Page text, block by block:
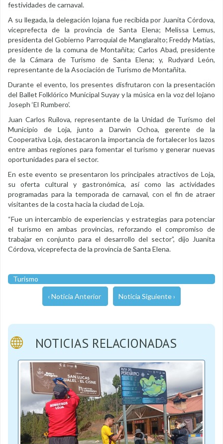
festividades de carnaval.
A su llegada, la delegación lojana fue recibida por Juanita Córdova,
viceprefecta de la provincia de Santa Elena; Melissa Lemus,
presidenta del Gobierno Parroquial de Manglaralto; Freddy Matías,
presidente de la comuna de Montañita; Carlos Abad, presidente
de la Cámara de Turismo de Santa Elena; y, Rudyard León,
representante de la Asociación de Turismo de Montañita.
Durante el evento, los presentes disfrutaron con la presentación
del Ballet Folklórico Municipal Suyay y la música en la voz del lojano
Joseph ‘El Rumbero’.
Juan Carlos Ruilova, representante de la Unidad de Turismo del
Municipio de Loja, junto a Darwin Ochoa, gerente de la
Cooperativa Loja, destacaron la importancia de fortalecer los lazos
entre ambas regiones para fomentar el turismo y generar nuevas
oportunidades para el sector.
En este evento se presentaron los principales atractivos de Loja,
su oferta cultural y gastronómica, así como las actividades
programadas para la temporada de carnaval, con el fin de atraer
visitantes de la costa hacia la ciudad de Loja.
“Fue un intercambio de experiencias y estrategias para potenciar
el turismo en ambas provincias, reforzando el compromiso de
trabajar en conjunto para el desarrollo del sector”, dijo Juanita
Córdova, viceprefecta de la provincia de Santa Elena.
Turismo
‹ Noticia Anterior Noticia Siguiente ›
NOTICIAS RELACIONADAS